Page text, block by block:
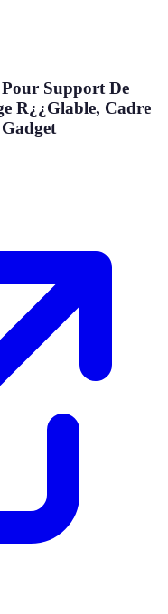
Support De
R¿¿Glable, Cadre